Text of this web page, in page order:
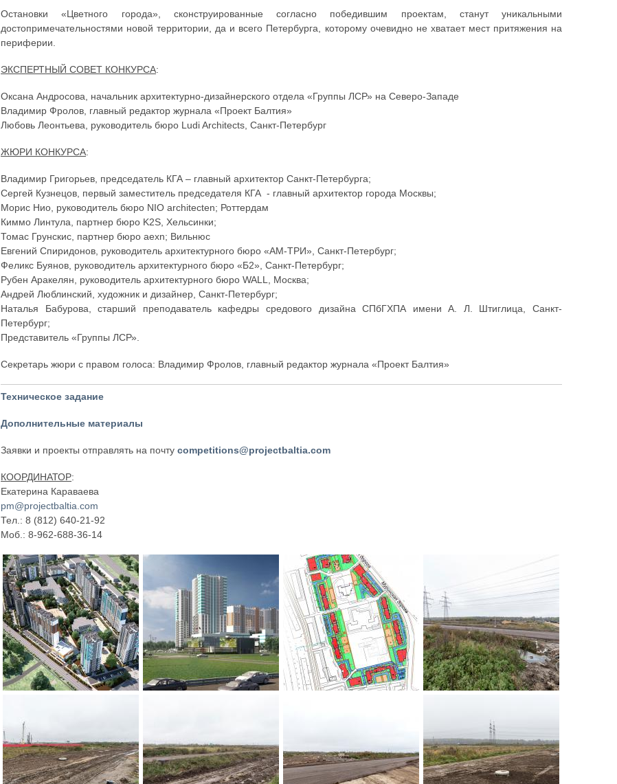
Остановки «Цветного города», сконструированные согласно победившим проектам, станут уникальными
достопримечательностями новой территории, да и всего Петербурга, которому очевидно не хватает мест притяжения на
периферии.
ЭКСПЕРТНЫЙ СОВЕТ КОНКУРСА:
Оксана Андросова, начальник архитектурно-дизайнерского отдела «Группы ЛСР» на Северо-Западе
Владимир Фролов, главный редактор журнала «Проект Балтия»
Любовь Леонтьева, руководитель бюро Ludi Architects, Санкт-Петербург
ЖЮРИ КОНКУРСА:
Владимир Григорьев, председатель КГА – главный архитектор Санкт-Петербурга;
Сергей Кузнецов, первый заместитель председателя КГА - главный архитектор города Москвы;
Морис Нио, руководитель бюро NIO architecten; Роттердам
Киммо Линтула, партнер бюро K2S, Хельсинки;
Томас Грунскис, партнер бюро aexn; Вильнюс
Евгений Спиридонов, руководитель архитектурного бюро «АМ-ТРИ», Санкт-Петербург;
Феликс Буянов, руководитель архитектурного бюро «Б2», Санкт-Петербург;
Рубен Аракелян, руководитель архитектурного бюро WALL, Москва;
Андрей Люблинский, художник и дизайнер, Санкт-Петербург;
Наталья Бабурова, старший преподаватель кафедры средового дизайна СПбГХПА имени А. Л. Штиглица, Санкт-
Петербург;
Представитель «Группы ЛСР».
Секретарь жюри с правом голоса: Владимир Фролов, главный редактор журнала «Проект Балтия»
Техническое задание
Дополнительные материалы
Заявки и проекты отправлять на почтуcompetitions@projectbaltia.com
КООРДИНАТОР:
Екатерина Караваева
pm@projectbaltia.com
Тел.: 8 (812) 640-21-92
Моб.: 8-962-688-36-14